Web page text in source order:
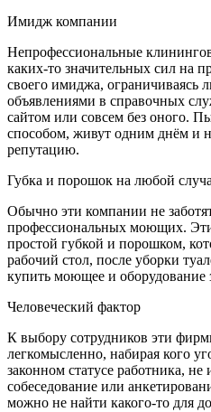
Имидж компании
Непрофессиональные
каких-то значительных сил на
своего имиджа, ограничиваясь
объявлениями в справочных
сайтом или совсем без оного.
способом, живут одним днём и
репутацию.
Губка и порошок на любой
Обычно эти компании не
профессиональных моющих.
простой губкой и порошком,
рабочий стол, после уборки
купить моющее и оборудование
Человеческий фактор
К выбору сотрудников эти
легкомысленно, набирая кого
законном статусе работника, не
собеседование или
можно не найти какого-то для